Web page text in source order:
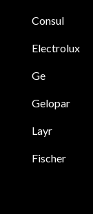
Consul
Electrolux
Ge
Gelopar
Layr
Fischer